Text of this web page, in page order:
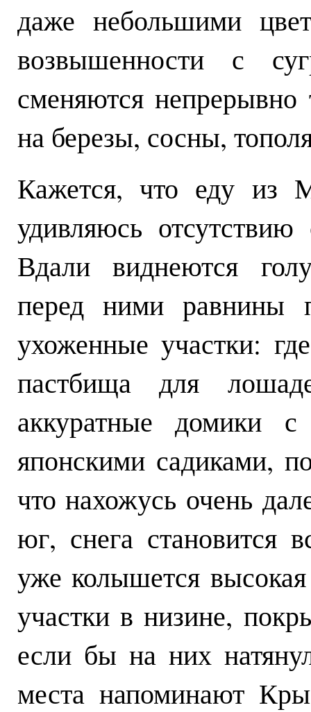
даже небольшими
возвышенности с
сменяются
на березы, сосны,
Кажется, что еду из
удивляюсь
Вдали виднеются
перед ними равнины
ухоженные участки:
пастбища для
аккуратные домики
японскими садиками,
что нахожусь очень
юг, снега становится
уже колышется
участки в низине,
если бы на них
места напоминают